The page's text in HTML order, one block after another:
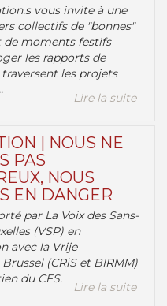
vous invite à une
collectifs de "bonnes"
de moments festifs
les rapports de
les projets
Lire la suite
| NOUS NE
PAS
NOUS
EN DANGER
par La Voix des Sans-
(VSP) en
avec la Vrije
(CRiS et BIRMM)
du CFS.
Lire la suite